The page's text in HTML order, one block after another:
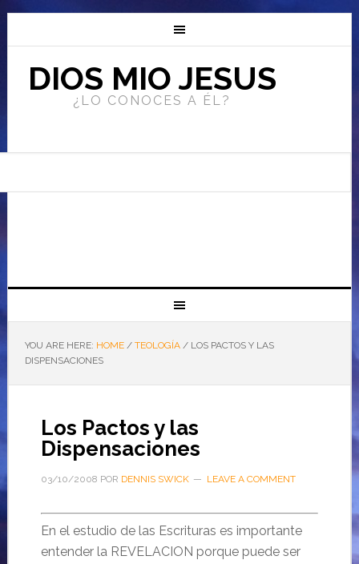
DIOS MIO JESUS
¿LO CONOCES A ÉL?
YOU ARE HERE: HOME / TEOLOGÍA /LOS PACTOS Y LAS
DISPENSACIONES
Los Pactos y las
Dispensaciones
03/10/2008 POR DENNIS SWICK LEAVE A COMMENT
En el estudio de las Escrituras es importante
entender la REVELACION porque puede ser